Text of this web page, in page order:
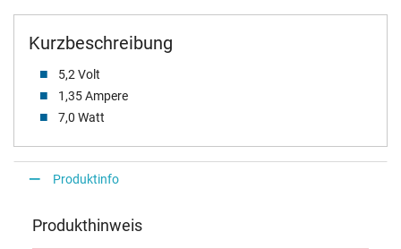
Kurzbeschreibung
5,2 Volt
1,35 Ampere
7,0 Watt
Produktinfo
Produkthinweis